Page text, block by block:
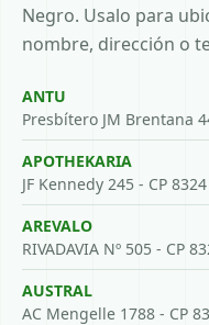
Negro. Usalo para
nombre, dirección o
ANTU
Presbítero JM Brentana
APOTHEKARIA
JF Kennedy 245 - CP
AREVALO
RIVADAVIA Nº 505 - CP
AUSTRAL
AC Mengelle 1788 - CP